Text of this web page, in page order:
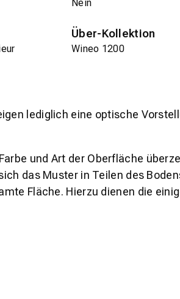
Nein
Über-Kollektion
Wineo 1200
lediglich eine optische
und Art der Oberfläche
das Muster in Teilen des
Fläche. Hierzu dienen die